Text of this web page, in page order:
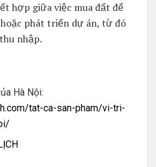
hợp giữa việc mua đất để
phát triển dự án, từ đó
nhập.
Hà Nội:
tat-ca-san-pham/vi-tri-